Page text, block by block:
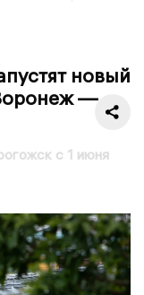
новый
—
с 1 июня